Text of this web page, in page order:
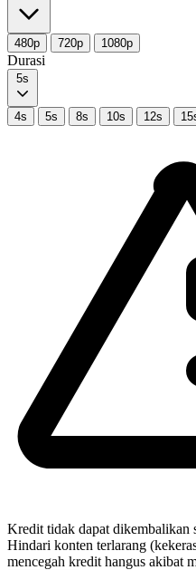
480p 720p 1080p
Durasi
5s
4s 5s 8s 10s 12s
Kredit tidak dapat dikembalikan
Hindari konten terlarang
mencegah kredit hangus akibat